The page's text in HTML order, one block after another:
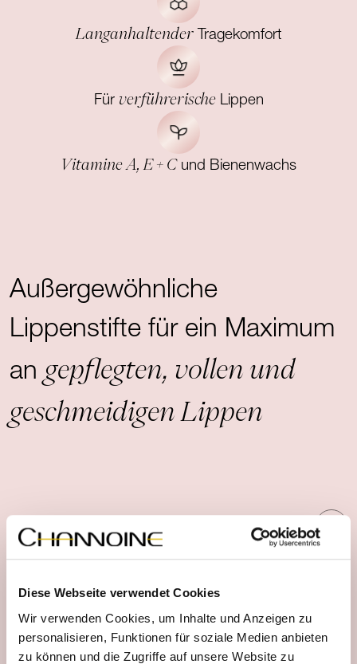
Diese Webseite verwendet Cookies
Wir verwenden Cookies, um Inhalte und Anzeigen zu
personalisieren, Funktionen für soziale Medien anbieten
zu können und die Zugriffe auf unsere Website zu
LanganhaltenderTragekomfort
Für verführerischeLippen
Vitamine A, E + Cund Bienenwachs
Außergewöhnliche
Lippenstifte für ein Maximum
angepflegten, vollen und
geschmeidigen Lippen
Produktdetails
Anwendungshinweise